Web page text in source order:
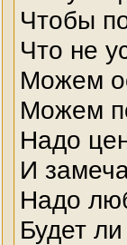
Чтобы
Что не
Можем
Можем
Надо
И
Надо
Будет